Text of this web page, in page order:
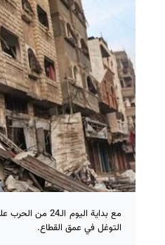
مع بداية اليوم
التوغل في عمق القطاع.